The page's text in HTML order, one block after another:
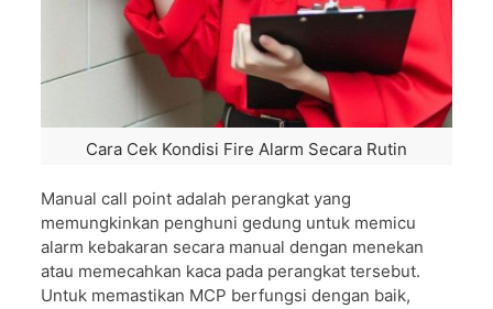
Cara Cek Kondisi Fire Alarm Secara Rutin
Manual call point adalah perangkat yang
memungkinkan penghuni gedung untuk memicu
alarm kebakaran secara manual dengan menekan
atau memecahkan kaca pada perangkat tersebut.
Untuk memastikan MCP berfungsi dengan baik,